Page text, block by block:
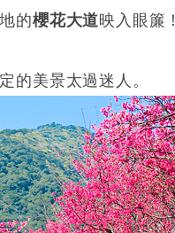
的櫻花大道映入眼簾！
的美景太過迷人。